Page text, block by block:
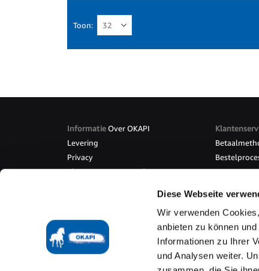
Diese Webseite
Wir verwenden
anbieten zu können
Informationen zu Ihrer
und Analysen weiter.
Toon
Informatie Over OKAPI
Levering
Privacy
Algemene voorwaarden
Algemene Voorwaarden Herroepingsrecht Levering
Technische uitvoering doorwww.mediarox.de